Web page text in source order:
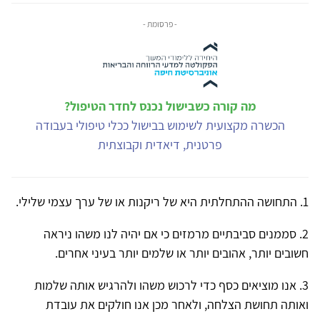
- פרסומת -
מה קורה כשבישול נכנס לחדר הטיפול?
הכשרה מקצועית לשימוש בבישול ככלי טיפולי בעבודה
פרטנית, דיאדית וקבוצתית
1. התחושה ההתחלתית היא של ריקנות או של ערך עצמי שלילי.
2. סממנים סביבתיים מרמזים כי אם יהיה לנו משהו ניראה
חשובים יותר, אהובים יותר או שלמים יותר בעיני אחרים.
3. אנו מוציאים כסף כדי לרכוש משהו ולהרגיש אותה שלמות
ואותה תחושת הצלחה, ולאחר מכן אנו חולקים את עובדת